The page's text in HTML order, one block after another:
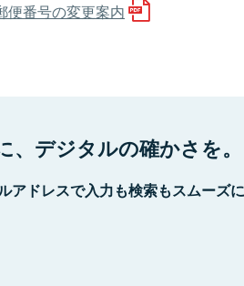
便番号の変更案内
、デジタルの確かさを。
アドレスで入力も検索もスムーズ